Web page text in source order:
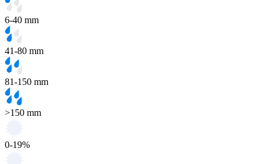
6-40 mm
41-80 mm
81-150 mm
>150 mm
0-19%